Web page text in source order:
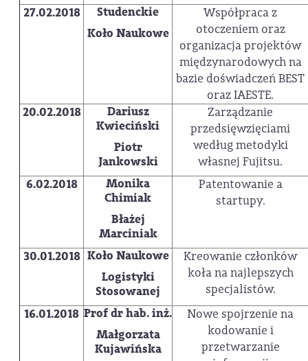
27.02.2018
Studenckie
Koło Naukowe
Współpraca z
otoczeniem oraz
organizacja projektów
międzynarodowych na
bazie doświadczeń BEST
oraz IAESTE.
20.02.2018
Dariusz
Kwieciński
Piotr
Jankowski
Zarządzanie
przedsięwzięciami
według metodyki
własnej Fujitsu.
6.02.2018
Monika
Chimiak
Błażej
Marciniak
Patentowanie a
startupy.
30.01.2018 Koło Naukowe
Logistyki
Stosowanej
Kreowanie członków
koła na najlepszych
specjalistów.
16.01.2018 Prof dr hab. inż.
Małgorzata
Kujawińska
Nowe spojrzenie na
kodowanie i
przetwarzanie